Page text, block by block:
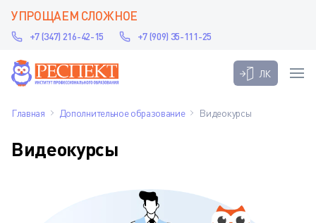
УПРОЩАЕМ СЛОЖНОЕ
+7 (347) 216-42-15 +7 (909) 35-111-25
ЛК
Главная Дополнительное образование Видеокурсы
Видеокурсы